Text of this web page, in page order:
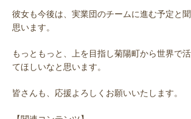
彼女も今後は、実業団のチームに進む予定と
思います。
もっともっと、上を目指し菊陽町から世界で
てほしいなと思います。
皆さんも、応援よろしくお願いいたします。